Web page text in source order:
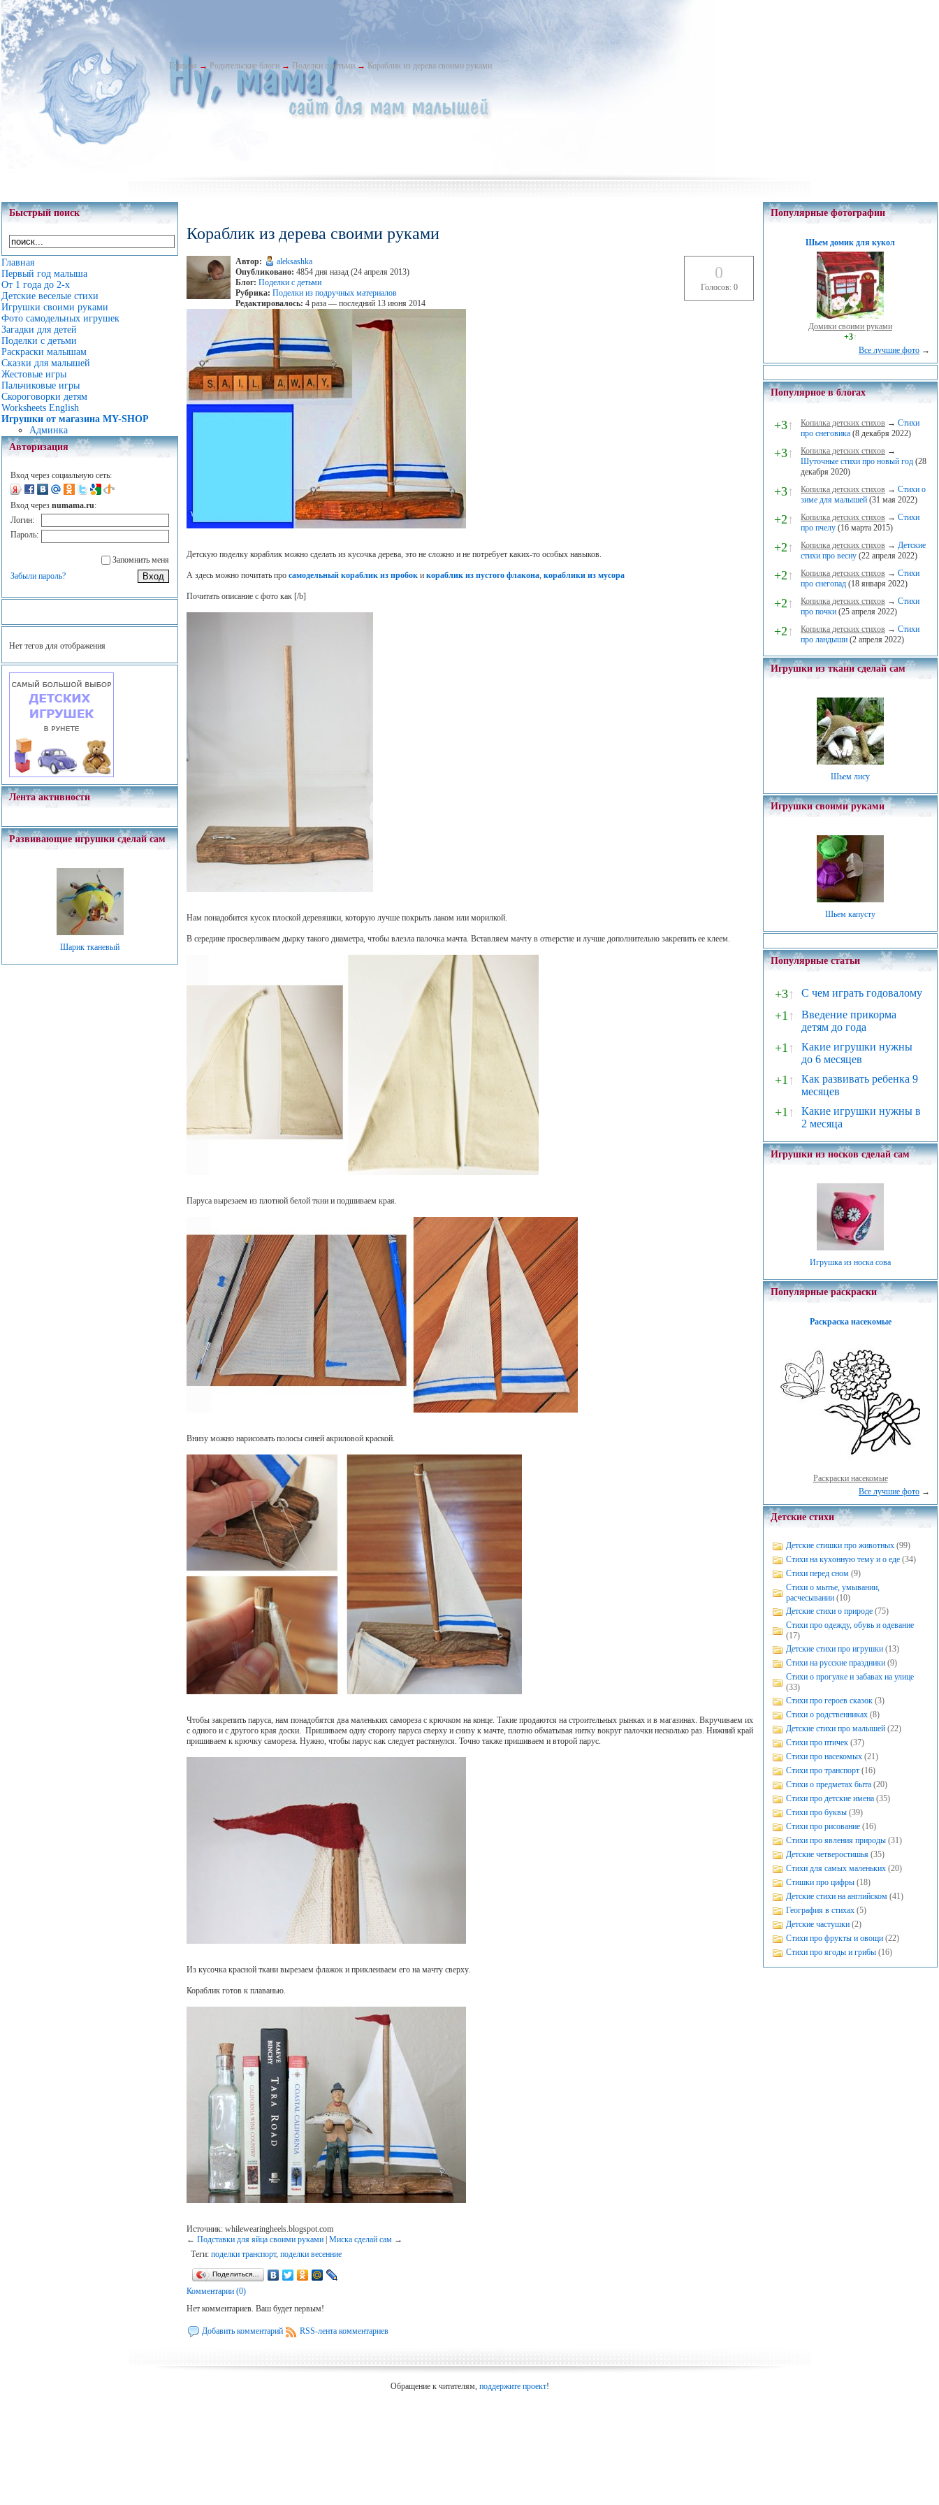
Главная → Родительские блоги → Поделки с детьми → Кораблик из дерева своими руками
Быстрый поиск
Главная
Первый год малыша
От 1 года до 2-х
Детские веселые стихи
Игрушки своими руками
Фото самодельных игрушек
Загадки для детей
Поделки с детьми
Раскраски малышам
Сказки для малышей
Жестовые игры
Пальчиковые игры
Скороговорки детям
Worksheets English
Игрушки от магазина MY-SHOP
Админка
Авторизация
Вход через социальную сеть:
Вход через numama.ru:
Логин:
Пароль:
Запомнить меня
Забыли пароль?
Нет тегов для отображения
Лента активности
Развивающие игрушки сделай сам
Шарик тканевый
Кораблик из дерева своими руками
Автор:
aleksashka
Опубликовано: 4854 дня назад (24 апреля 2013)
Блог: Поделки с детьми
Рубрика: Поделки из подручных материалов
Редактировалось: 4 раза — последний 13 июня 2014
0
Голосов: 0
Детскую поделку кораблик можно сделать из кусочка дерева, это не сложно и не потребует каких-то особых навыков.
А здесь можно почитать просамодельный кораблик из пробок икораблик из пустого флакона,кораблики из мусора
Почитать описание с фото как [/b]
Нам понадобится кусок плоской деревяшки, которую лучше покрыть лаком или морилкой.
В середине просверливаем дырку такого диаметра, чтобы влезла палочка мачта. Вставляем мачту в отверстие и лучше дополнительно закрепить ее клеем.
Паруса вырезаем из плотной белой ткни и подшиваем края.
Внизу можно нарисовать полосы синей акриловой краской.
Чтобы закрепить паруса, нам понадобятся два маленьких самореза с крючком на конце. Такие продаются на строительных рынках и в магазинах. Вкручиваем их
с одного и с другого края доски. Пришиваем одну сторону паруса сверху и снизу к мачте, плотно обматывая нитку вокруг палочки несколько раз. Нижний край
пришиваем к крючку самореза. Нужно, чтобы парус как следует растянулся. Точно также пришиваем и второй парус.
Из кусочка красной ткани вырезаем флажок и приклеиваем его на мачту сверху.
Кораблик готов к плаванью.
Источник: whilewearingheels.blogspot.com
←Подставки для яйца своими руками |Миска сделай сам →
Теги:поделки транспорт,поделки весенние
Поделиться…
Комментарии (0)
Нет комментариев. Ваш будет первым!
Добавить комментарий RSS-лента комментариев
Популярные фотографии
Шьем домик для кукол
Домики своими руками
+3↑
Все лучшие фото →
Популярное в блогах
+3↑ Копилка детских стихов → Стихи
про снеговика (8 декабря 2022)
+3↑ Копилка детских стихов →
Шуточные стихи про новый год (28
декабря 2020)
+3↑ Копилка детских стихов → Стихи о
зиме для малышей (31 мая 2022)
+2↑ Копилка детских стихов → Стихи
про пчелу (16 марта 2015)
+2↑ Копилка детских стихов → Детские
стихи про весну (22 апреля 2022)
+2↑ Копилка детских стихов → Стихи
про снегопад (18 января 2022)
+2↑ Копилка детских стихов → Стихи
про почки (25 апреля 2022)
+2↑ Копилка детских стихов → Стихи
про ландыши (2 апреля 2022)
Игрушки из ткани сделай сам
Шьем лису
Игрушки своими руками
Шьем капусту
Популярные статьи
+3↑ С чем играть годовалому
+1↑
Введение прикорма
детям до года
+1↑
Какие игрушки нужны
до 6 месяцев
+1↑
Как развивать ребенка 9
месяцев
+1↑
Какие игрушки нужны в
2 месяца
Игрушки из носков сделай сам
Игрушка из носка сова
Популярные раскраски
Раскраска насекомые
Раскраски насекомые
Все лучшие фото →
Детские стихи
Детские стишки про животных (99)
Стихи на кухонную тему и о еде (34)
Стихи перед сном (9)
Стихи о мытье, умывании,
расчесывании (10)
Детские стихи о природе (75)
Стихи про одежду, обувь и одевание
(17)
Детские стихи про игрушки (13)
Стихи на русские праздники (9)
Стихи о прогулке и забавах на улице
(33)
Стихи про героев сказок (3)
Стихи о родственниках (8)
Детские стихи про малышей (22)
Стихи про птичек (37)
Стихи про насекомых (21)
Стихи про транспорт (16)
Стихи о предметах быта (20)
Стихи про детские имена (35)
Стихи про буквы (39)
Стихи про рисование (16)
Стихи про явления природы (31)
Детские четверостишья (35)
Стихи для самых маленьких (20)
Стишки про цифры (18)
Детские стихи на английском (41)
География в стихах (5)
Детские частушки (2)
Стихи про фрукты и овощи (22)
Стихи про ягоды и грибы (16)
Обращение к читателям, поддержите проект!